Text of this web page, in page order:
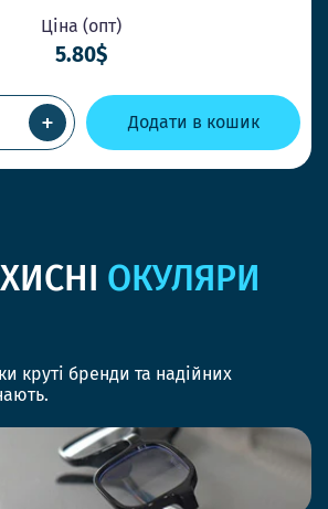
Ціна (опт)
5.80$
+ Додати в кошик
ОКУЛЯРИ
круті бренди та надійних